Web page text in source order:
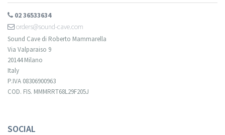
02 36533634
orders@sound-cave.com
Sound Cave di Roberto Mammarella
Via Valparaiso 9
20144 Milano
Italy
P.IVA 08306900963
COD. FIS. MMMRRT68L29F205J
SOCIAL